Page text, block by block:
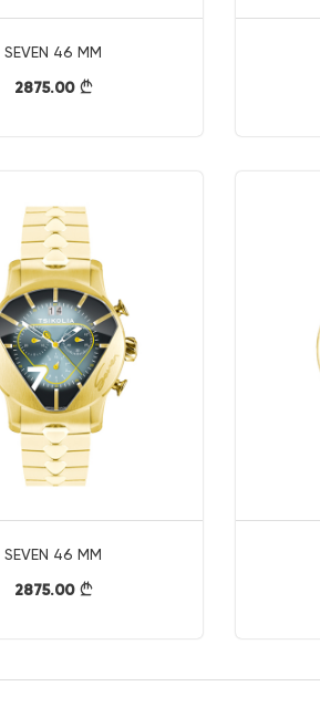
SEVEN 46 MM
2875.00 }
SEVEN 46 MM
2875.00 }